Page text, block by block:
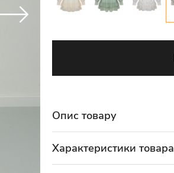
Опис товару
Характеристики товара